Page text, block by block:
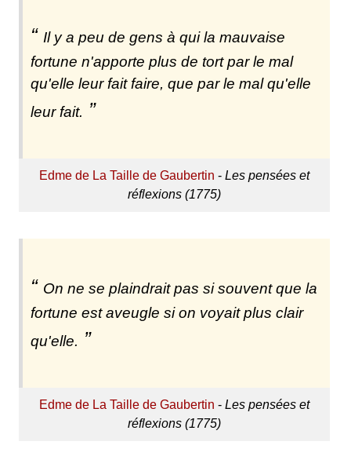
Il y a peu de gens à qui la mauvaise
fortune n'apporte plus de tort par le mal
qu'elle leur fait faire, que par le mal qu'elle
leur fait.
Edme de La Taille de Gaubertin - Les pensées et
réflexions (1775)
On ne se plaindrait pas si souvent que la
fortune est aveugle si on voyait plus clair
qu'elle.
Edme de La Taille de Gaubertin - Les pensées et
réflexions (1775)